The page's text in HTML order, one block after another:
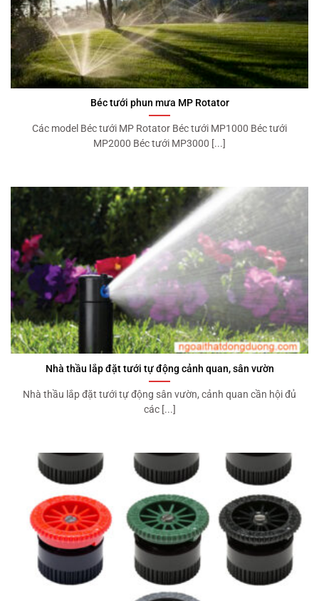
Béc tưới phun mưa MP Rotator
Các model Béc tưới MP Rotator Béc tưới MP1000 Béc tưới
MP2000 Béc tưới MP3000 [...]
Nhà thầu lắp đặt tưới tự động cảnh quan, sân vườn
Nhà thầu lắp đặt tưới tự động sân vườn, cảnh quan cần hội đủ
các [...]